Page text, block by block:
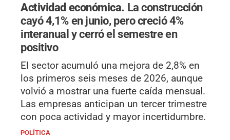
Actividad económica. La construcción
cayó 4,1% en junio, pero creció 4%
interanual y cerró el semestre en
positivo
El sector acumuló una mejora de 2,8% en
los primeros seis meses de 2026, aunque
volvió a mostrar una fuerte caída mensual.
Las empresas anticipan un tercer trimestre
con poca actividad y mayor incertidumbre.
POLÍTICA